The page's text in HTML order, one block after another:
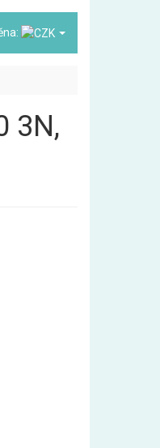
3N,